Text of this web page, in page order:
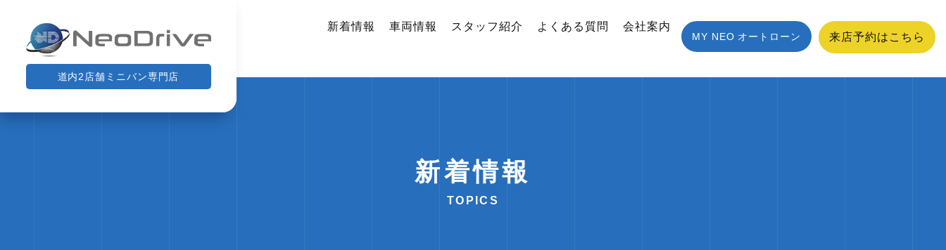
道内2店舗ミニバン専門店
新着情報 車両情報 スタッフ紹介 よくある質問 会社案内
MY NEO オートローン 来店予約はこちら
新着情報
TOPICS